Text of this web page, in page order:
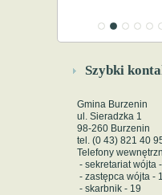
Szybki
Gmina Burzenin
ul. Sieradzka 1
98-260 Burzenin
tel. (0 43) 821 40
Telefony
- sekretariat wójta
- zastępca wójta -
- skarbnik - 19